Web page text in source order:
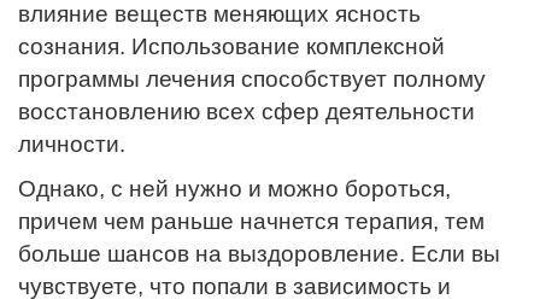
влияние веществ меняющих ясность
сознания. Использование комплексной
программы лечения способствует полному
восстановлению всех сфер деятельности
личности.
Однако, с ней нужно и можно бороться,
причем чем раньше начнется терапия, тем
больше шансов на выздоровление. Если вы
чувствуете, что попали в зависимость и